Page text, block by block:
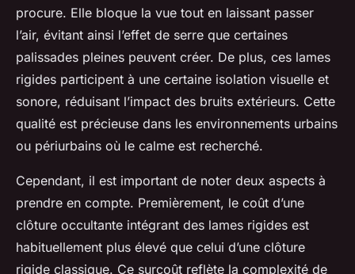
procure. Elle bloque la vue tout en laissant passer
l’air, évitant ainsi l’effet de serre que certaines
palissades pleines peuvent créer. De plus, ces lames
rigides participent à une certaine isolation visuelle et
sonore, réduisant l’impact des bruits extérieurs. Cette
qualité est précieuse dans les environnements urbains
ou périurbains où le calme est recherché.
Cependant, il est important de noter deux aspects à
prendre en compte. Premièrement, le coût d’une
clôture occultante intégrant des lames rigides est
habituellement plus élevé que celui d’une clôture
rigide classique. Ce surcoût reflète la complexité de